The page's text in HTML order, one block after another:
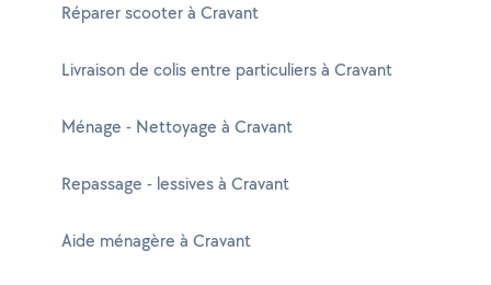
Réparer scooter à Cravant
Livraison de colis entre particuliers à Cravant
Ménage - Nettoyage à Cravant
Repassage - lessives à Cravant
Aide ménagère à Cravant